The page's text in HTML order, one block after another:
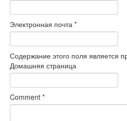
Электронная почта *
Содержание этого поля является
Домашняя страница
Comment *